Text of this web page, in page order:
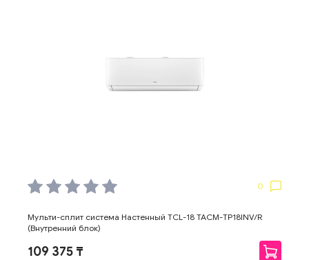
0
Мульти-сплит система Настенный TCL-18 TACM-TP18INV/R
(Внутренний блок)
109 375 ₸